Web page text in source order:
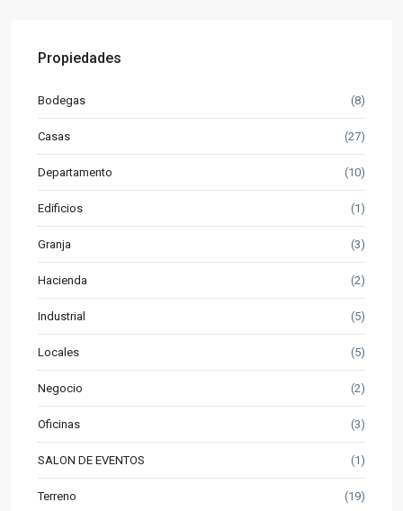
Propiedades
Bodegas (8)
Casas (27)
Departamento (10)
Edificios (1)
Granja (3)
Hacienda (2)
Industrial (5)
Locales (5)
Negocio (2)
Oficinas (3)
SALON DE EVENTOS (1)
Terreno (19)